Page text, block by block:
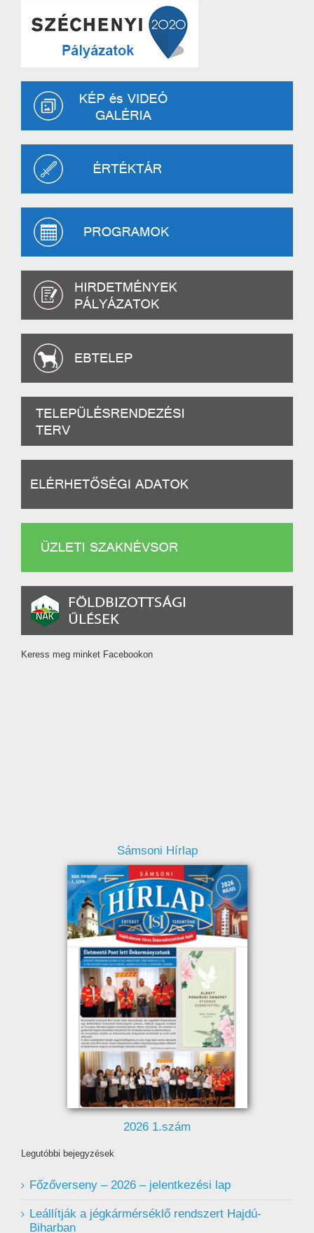
Keress meg minket Facebookon
Sámsoni Hírlap
2026 1.szám
Legutóbbi bejegyzések
Főzőverseny – 2026 – jelentkezési lap
Leállítják a jégkármérséklő rendszert Hajdú-
Biharban